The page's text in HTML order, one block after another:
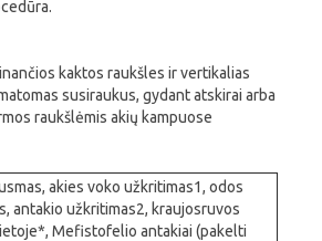
kaktos raukšles ir vertikalias
susiraukus, gydant atskirai arba
raukšlėmis akių kampuose
akies voko užkritimas1, odos
antakio užkritimas2, kraujosruvos
Mefistofelio antakiai (pakelti